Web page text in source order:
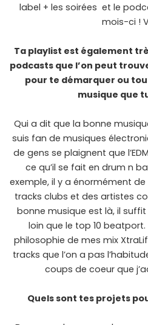
label + les soirées et le
mois-ci !
Ta playlist est également
podcasts que l’on peut
pour te démarquer ou
musique que
Qui a dit que la bonne
suis fan de musiques
de gens se plaignent que
ce qu’il se fait en drum n
exemple, il y a énormément
tracks clubs et des artistes
bonne musique est là, il
loin que le top 10
philosophie de mes mix
tracks que l’on a pas
coups de coeur que
Quels sont tes projets